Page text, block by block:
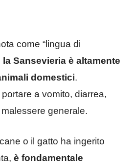
come “lingua di
la Sansevieria è altamente
domestici.
portare a vomito, diarrea,
generale.
o il gatto ha ingerito
è fondamentale